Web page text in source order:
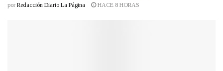
por Redacción Diario La Página HACE 8 HORAS